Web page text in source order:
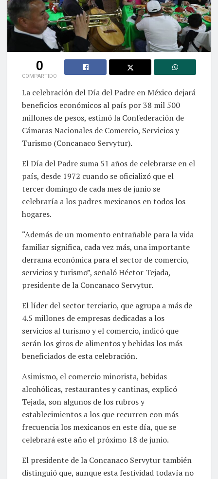
0
COMPARTIDO
La celebración del Día del Padre en México dejará
beneficios económicos al país por 38 mil 500
millones de pesos, estimó la Confederación de
Cámaras Nacionales de Comercio, Servicios y
Turismo (Concanaco Servytur).
El Día del Padre suma 51 años de celebrarse en el
país, desde 1972 cuando se oficializó que el
tercer domingo de cada mes de junio se
celebraría a los padres mexicanos en todos los
hogares.
“Además de un momento entrañable para la vida
familiar significa, cada vez más, una importante
derrama económica para el sector de comercio,
servicios y turismo”, señaló Héctor Tejada,
presidente de la Concanaco Servytur.
El líder del sector terciario, que agrupa a más de
4.5 millones de empresas dedicadas a los
servicios al turismo y el comercio, indicó que
serán los giros de alimentos y bebidas los más
beneficiados de esta celebración.
Asimismo, el comercio minorista, bebidas
alcohólicas, restaurantes y cantinas, explicó
Tejada, son algunos de los rubros y
establecimientos a los que recurren con más
frecuencia los mexicanos en este día, que se
celebrará este año el próximo 18 de junio.
El presidente de la Concanaco Servytur también
distinguió que, aunque esta festividad todavía no